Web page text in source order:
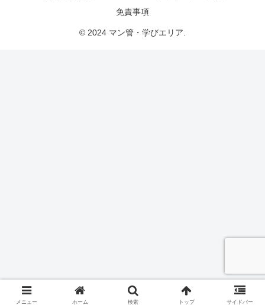
免責事項
© 2024 マン管・学びエリア.
メニュー ホーム 検索 トップ サイドバー